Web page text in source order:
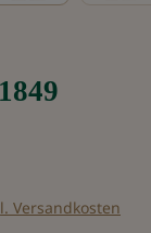
Versandkosten